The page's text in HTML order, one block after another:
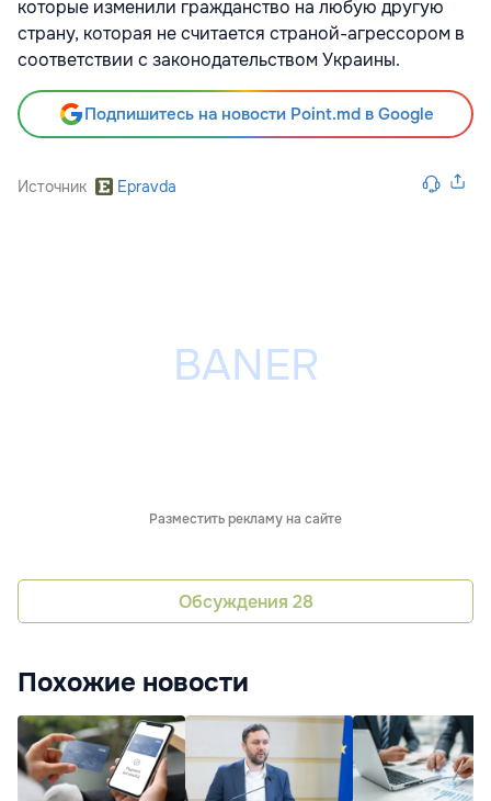
которые изменили гражданство на любую другую
страну, которая не считается страной-агрессором в
соответствии с законодательством Украины.
Подпишитесь на новости Point.md в Google
Источник Epravda
Разместить рекламу на сайте
Обсуждения 28
Похожие новости